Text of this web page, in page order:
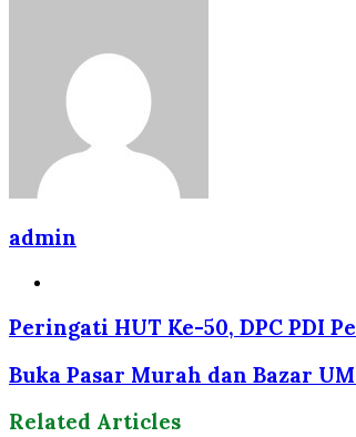
admin
Peringati HUT Ke-50, DPC PDI
Buka Pasar Murah dan Bazar
Related Articles